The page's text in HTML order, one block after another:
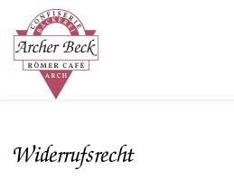
Widerrufsrecht